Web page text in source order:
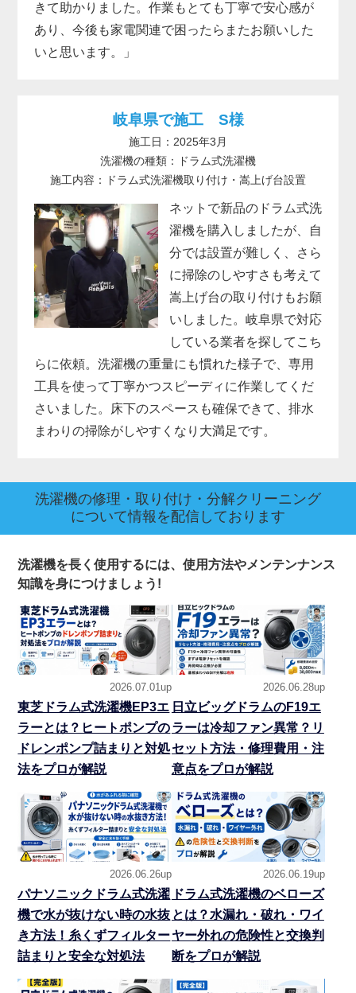
きて助かりました。作業もとても丁寧で安心感が
あり、今後も家電関連で困ったらまたお願いした
いと思います。」
岐阜県で施工 S様
施工日：2025年3月
洗濯機の種類：ドラム式洗濯機
施工内容：ドラム式洗濯機取り付け・嵩上げ台設置
ネットで新品のドラム式洗
濯機を購入しましたが、自
分では設置が難しく、さら
に掃除のしやすさも考えて
嵩上げ台の取り付けもお願
いしました。岐阜県で対応
している業者を探してこち
らに依頼。洗濯機の重量にも慣れた様子で、専用
工具を使って丁寧かつスピーディに作業してくだ
さいました。床下のスペースも確保できて、排水
まわりの掃除がしやすくなり大満足です。
洗濯機の修理・取り付け・分解クリーニング
について情報を配信しております
洗濯機を長く使用するには、使用方法やメンテンナンス
知識を身につけましょう!
2026.07.01up
東芝ドラム式洗濯機EP3エ
ラーとは？ヒートポンプの
ドレンポンプ詰まりと対処
法をプロが解説
2026.06.28up
日立ビッグドラムのF19エ
ラーは冷却ファン異常？リ
セット方法・修理費用・注
意点をプロが解説
2026.06.26up
パナソニックドラム式洗濯
機で水が抜けない時の水抜
き方法！糸くずフィルター
詰まりと安全な対処法
2026.06.19up
ドラム式洗濯機のベローズ
とは？水漏れ・破れ・ワイ
ヤー外れの危険性と交換判
断をプロが解説